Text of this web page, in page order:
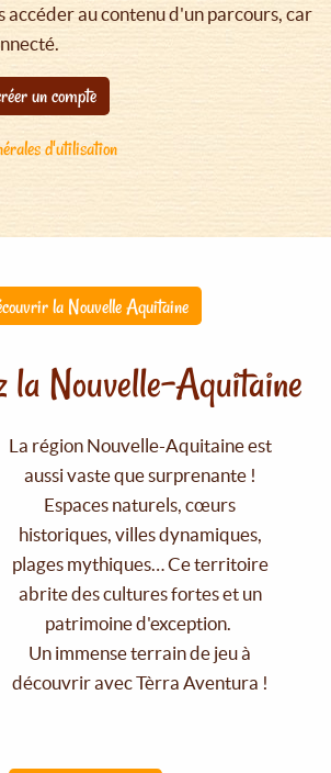
accéder au contenu d'un parcours, car
un compte
d'utilisation
la Nouvelle Aquitaine
la Nouvelle-Aquitaine
La région Nouvelle-Aquitaine est
aussi vaste que surprenante !
Espaces naturels, cœurs
historiques, villes dynamiques,
plages mythiques… Ce territoire
abrite des cultures fortes et un
patrimoine d'exception.
Un immense terrain de jeu à
découvrir avec Tèrra Aventura !